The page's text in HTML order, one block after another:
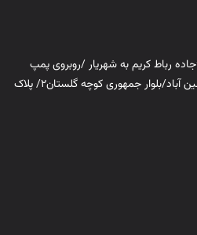
آدرس کارخانه:تهران/کیومتر 6جاده رباط کریم به شهریار /روبروی پمپ
بنزین دنا/شهرک صنعتی حسین آباد/بلوار جمهوری کوچه گلستان2/ پلاک